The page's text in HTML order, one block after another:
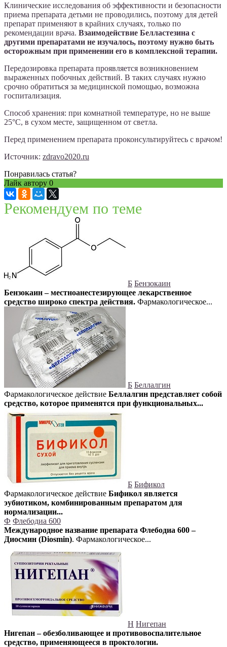
Клинические исследования об эффективности и безопасности
приема препарата детьми не проводились, поэтому для детей
препарат применяют в крайних случаях, только по
рекомендации врача. Взаимодействие Белластезина с
другими препаратами не изучалось, поэтому нужно быть
осторожным при применении его в комплексной терапии.
Передозировка препарата проявляется возникновением
выраженных побочных действий. В таких случаях нужно
срочно обратиться за медицинской помощью, возможна
госпитализация.
Способ хранения: при комнатной температуре, но не выше
25°С, в сухом месте, защищенном от светла.
Перед применением препарата проконсультируйтесь с врачом!
Источник: zdravo2020.ru
Понравилась статья?
Лайк автору 0
Рекомендуем по теме
Б Бензокаин
Бензокаин – местноанестезирующее лекарственное
средство широко спектра действия. Фармакологическое...
Б Беллалгин
Фармакологическое действие Беллалгин представляет собой
средство, которое применятся при функциональных...
Б Бификол
Фармакологическое действие Бификол является
эубиотиком, комбинированным препаратом для
нормализации...
Ф Флебодиа 600
Международное название препарата Флебодиа 600 –
Диосмин (Diosmin). Фармакологическое...
Н Нигепан
Нигепан – обезболивающее и противовоспалительное
средство, применяющееся в проктологии.